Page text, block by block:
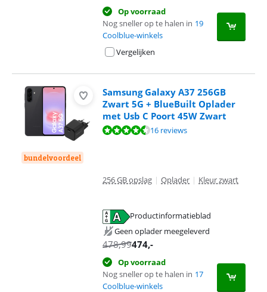
Op voorraad
Nog sneller op te halen in 19
Coolblue-winkels
Vergelijken
bundelvoordeel
Samsung Galaxy A37 256GB
Zwart 5G + BlueBuilt Oplader
met Usb C Poort 45W Zwart
Beoordeling is 9,3 van de 10, gebaseerd op 16 reviews.
16 reviews
256 GB opslag | Oplader | Kleur zwart
Productinformatieblad
Geen oplader meegeleverd
478,99474,-
Op voorraad
Nog sneller op te halen in 17
Coolblue-winkels